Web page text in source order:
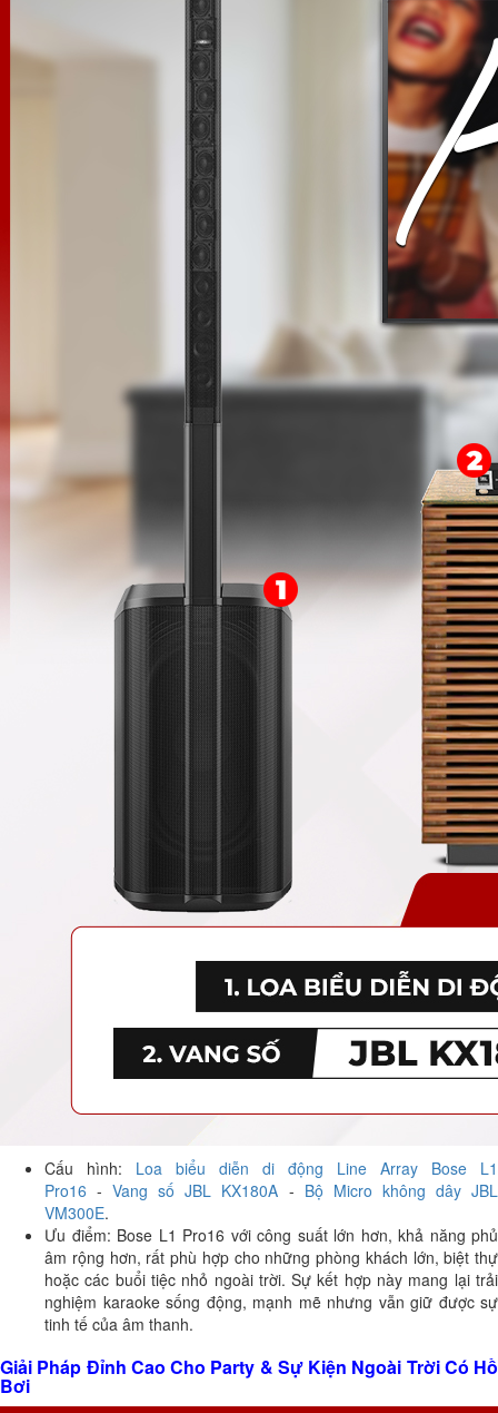
Cấu hình: Loa biểu diễn di động Line Array Bose L1
Pro16 -Vang số JBL KX180A - Bộ Micro không dây JBL
VM300E.
Ưu điểm: Bose L1 Pro16 với công suất lớn hơn, khả năng phủ
âm rộng hơn, rất phù hợp cho những phòng khách lớn, biệt thự
hoặc các buổi tiệc nhỏ ngoài trời. Sự kết hợp này mang lại trải
nghiệm karaoke sống động, mạnh mẽ nhưng vẫn giữ được sự
tinh tế của âm thanh.
Giải Pháp Đỉnh Cao Cho Party & Sự Kiện Ngoài Trời Có Hồ
Bơi